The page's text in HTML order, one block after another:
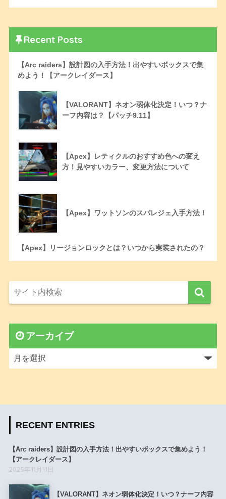
Recent Posts
【Arc raiders】設計図の入手方法！出やすいボックスで集
めよう！【アークレイダース】
【VALORANT】ネオン弱体化決定！いつ？ナ
ーフ内容は？【パッチ9.11】
【Apex】レティクルのおすすめ色への変え
方！見やすいカラー、変更方法について
【Apex】ワットソンのスパレジェ入手方法！
【Apex】リージョンロックとは？いつから実装されたの？
アーカイブ
RECENT ENTRIES
【Arc raiders】設計図の入手方法！出やすいボックスで集めよう！
【アークレイダース】
2025年11月11日
【VALORANT】ネオン弱体化決定！いつ？ナーフ内容